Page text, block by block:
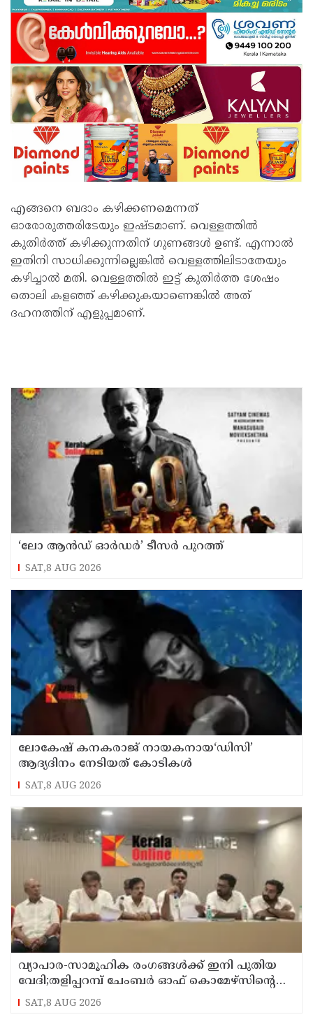
എങ്ങനെ ബദാം കഴിക്കണമെന്നത്
ഓരോരുത്തരിടേയും ഇഷ്ടമാണ്. വെള്ളത്തിൽ
കുതിർത്ത് കഴിക്കുന്നതിന് ​ഗുണങ്ങൾ ഉണ്ട്. എന്നാൽ
ഇതിനി സാധിക്കുന്നില്ലെങ്കിൽ വെള്ളത്തിലിടാതേയും
കഴിച്ചാൽ മതി. വെള്ളത്തിൽ ഇട്ട് കുതിർത്ത ശേഷം
തൊലി കളഞ്ഞ് കഴിക്കുകയാണെങ്കിൽ അത് ​
ദഹനത്തിന് എളുപ്പമാണ്.
‘ലോ ആൻഡ് ഓർഡർ’ ടീസർ പുറത്ത്
SAT,8 AUG 2026
ലോകേഷ് കനകരാജ് നായകനായ‘ഡിസി’
ആദ്യദിനം നേടിയത് കോടികൾ
SAT,8 AUG 2026
വ്യാപാര-സാമൂഹിക രംഗങ്ങൾക്ക് ഇനി പുതിയ
വേദി;തളിപ്പറമ്പ് ചേംബർ ഓഫ് കൊമേഴ്‌സിന്റെ
ഓഫീസും കോൺഫറൻസ് ഹാളും ഒരുങ്ങി
SAT,8 AUG 2026